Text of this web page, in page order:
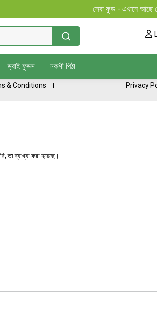
সেবা ফুড - এখানে আছে
ড্রাই ফুডস নকশী পিঠা
& Conditions Privacy
তা ব্যাখ্যা করা হয়েছে।